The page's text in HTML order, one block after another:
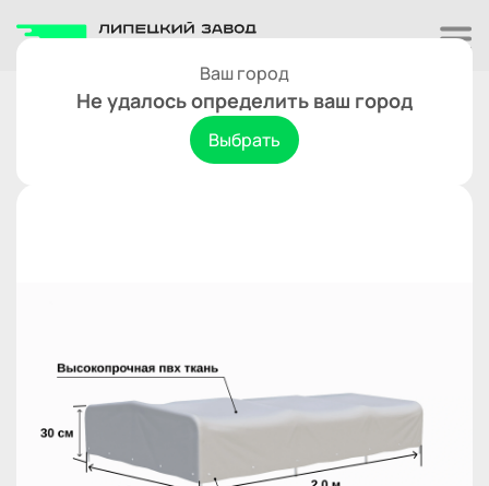
Ваш город
Не удалось определить ваш город
Выбрать
тент Титан/Атлант 2013 h-300 мм.